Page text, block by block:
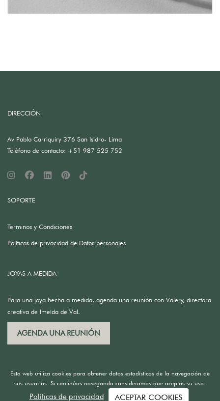
DIRECCIÓN
Av Pablo Carriquiry 376 San Isidro- Lima
Teléfono de contacto: +51 987 525 752
SOPORTE
Terminos y Condiciones
Políticas de privacidad de Datos personales
JOYAS A MEDIDA
Para una joya hecha a medida, agenda una reunión con Valery, directora
creativa de Imelda de Val.
AGENDA UNA REUNIÓN
Esta web utiliza cookies para obtener datos estadísticos de la navegación de
sus usuarios. Si continúas navegando consideramos que aceptas su uso.
Políticas de privacidad ACEPTAR COOKIES